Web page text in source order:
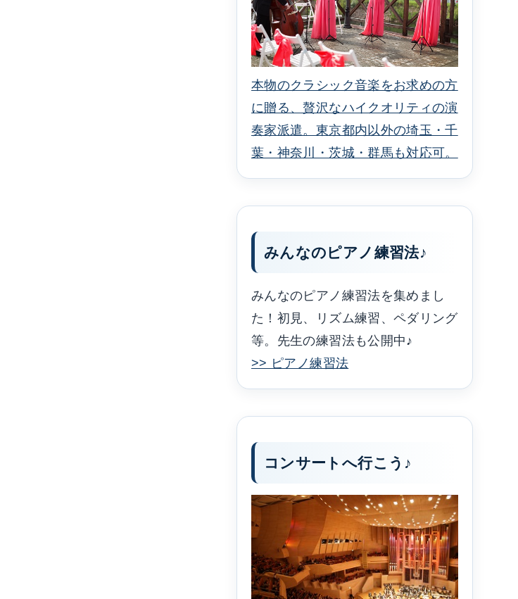
本物のクラシック音楽をお求めの方
に贈る、贅沢なハイクオリティの演
奏家派遣。東京都内以外の埼玉・千
葉・神奈川・茨城・群馬も対応可。
みんなのピアノ練習法♪
みんなのピアノ練習法を集めまし
た！初見、リズム練習、ペダリング
等。先生の練習法も公開中♪
>> ピアノ練習法
コンサートへ行こう♪